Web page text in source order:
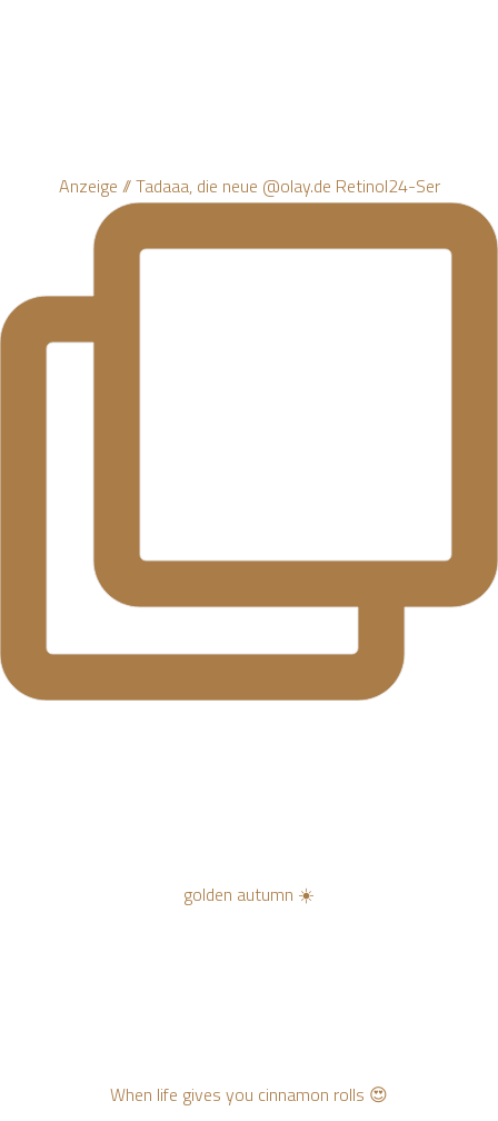
Anzeige // Tadaaa, die neue @olay.de Retinol24-Ser
golden autumn ☀️
When life gives you cinnamon rolls 😍